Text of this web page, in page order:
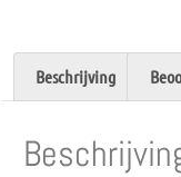
Beschrijving